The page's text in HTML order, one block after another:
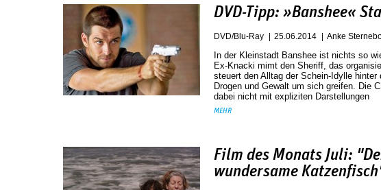
DVD-Tipp: »Banshee«
DVD/Blu-Ray 25.06.2014 Anke
In der Kleinstadt Banshee ist nichts so
Ex-Knacki mimt den Sheriff, das
steuert den Alltag der Schein-Idylle hinter
Drogen und Gewalt um sich greifen. Die
dabei nicht mit expliziten Darstellungen
MEHR
Film des Monats Juli:
wundersame